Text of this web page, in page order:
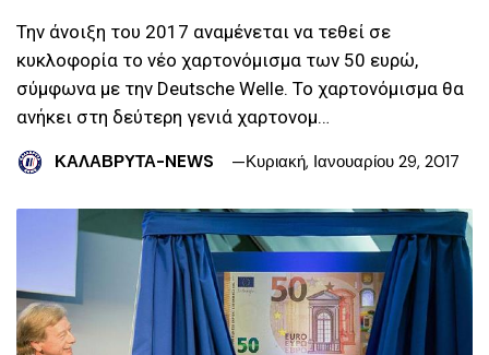
Την άνοιξη του 2017 αναμένεται να τεθεί σε
κυκλοφορία το νέο χαρτονόμισμα των 50 ευρώ,
σύμφωνα με την Deutsche Welle. Το χαρτονόμισμα θα
ανήκει στη δεύτερη γενιά χαρτονομ…
ΚΑΛΑΒΡΥΤΑ-NEWS Κυριακή, Ιανουαρίου 29, 2017